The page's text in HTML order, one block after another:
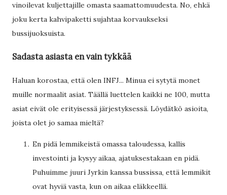
vinoilevat kuljettajille omasta saamattomuudesta. No, ehkä
joku kerta kahvipaketti sujahtaa korvaukseksi
bussijuoksuista.
Sadasta asiasta en vain tykkää
Haluan korostaa, että olen INFJ... Minua ei sytytä monet
muille normaalit asiat. Täällä luettelen kaikki ne 100, mutta
asiat eivät ole erityisessä järjestyksessä. Löydätkö asioita,
joista olet jo samaa mieltä?
En pidä lemmikeistä omassa taloudessa, kallis
investointi ja kysyy aikaa, ajatuksestakaan en pidä.
Puhuimme juuri Jyrkin kanssa bussissa, että lemmikit
ovat hyviä vasta, kun on aikaa eläkkeellä.